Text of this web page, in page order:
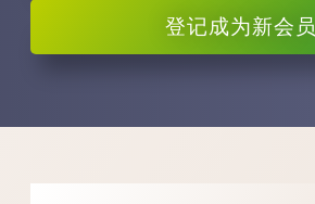
登记成为新会员